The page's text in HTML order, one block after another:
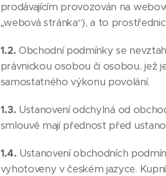
prodávajícím provozován na
„webová stránka“), a to
1.2. Obchodní podmínky se
právnickou osobou či osobou, jež
samostatného výkonu povolání.
1.3. Ustanovení odchylná od
smlouvě mají přednost před
1.4. Ustanovení obchodních
vyhotoveny v českém jazyce.